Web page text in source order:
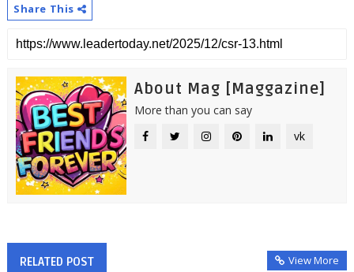
Share This
About Mag [Maggazine]
More than you can say
vk
RELATED POST View More